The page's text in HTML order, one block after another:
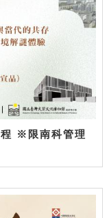
程 ※限南科管理